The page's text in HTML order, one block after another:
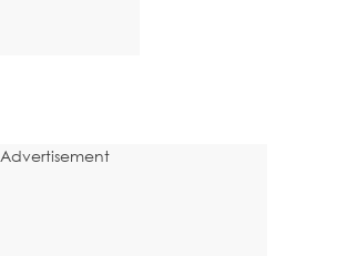
Advertisement